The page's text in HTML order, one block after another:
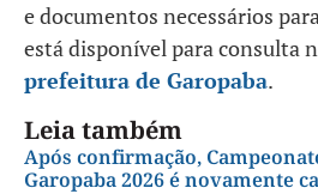
e documentos necessários
está disponível para consulta
prefeitura de Garopaba.
Leia também
Após confirmação,
Garopaba 2026 é novamente